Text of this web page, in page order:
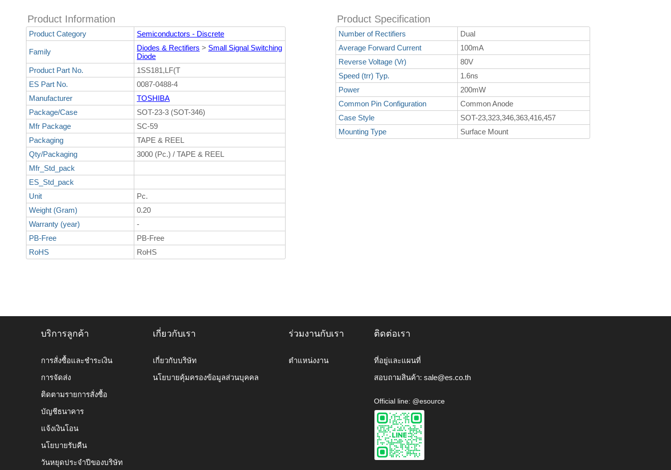
Product Information
Product Category Semiconductors - Discrete
Family Diodes & Rectifiers > Small Signal Switching
Diode
Product Part No.
1SS181,LF(T
ES Part No.
0087-0488-4
Manufacturer
TOSHIBA
Package/Case
SOT-23-3 (SOT-346)
Mfr Package
SC-59
Packaging
TAPE & REEL
Qty/Packaging
3000 (Pc.) / TAPE & REEL
Mfr_Std_pack
ES_Std_pack
Unit
Pc.
Weight (Gram)
0.20
Warranty (year)
-
PB-Free
PB-Free
RoHS
RoHS
Product Specification
Number of Rectifiers
Dual
Average Forward Current
100mA
Reverse Voltage (Vr)
80V
Speed (trr) Typ.
1.6ns
Power
200mW
Common Pin Configuration
Common Anode
Case Style
SOT-23,323,346,363,416,457
Mounting Type
Surface Mount
บริการลูกค้า
การสั่งซื้อและชำระเงิน
การจัดส่ง
ติดตามรายการสั่งซื้อ
บัญชีธนาคาร
แจ้งเงินโอน
นโยบายรับคืน
วันหยุดประจำปีของบริษัท
เกี่ยวกับเรา
เกี่ยวกับบริษัท
นโยบายคุ้มครองข้อมูลส่วนบุคคล
ร่วมงานกับเรา
ตำแหน่งงาน
ติดต่อเรา
ที่อยู่และแผนที่
สอบถามสินค้า: sale@es.co.th
Official line: @esource